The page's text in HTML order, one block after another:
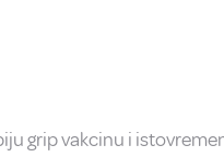
grip vakcinu i